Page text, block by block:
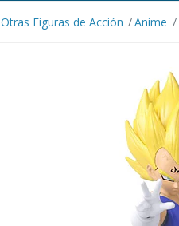
Otras Figuras de Acción Anime